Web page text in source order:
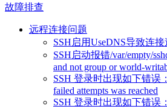
故障排查
远程连接问题
SSH启用UseDNS导致连
SSH启动报错/var/empty/
and not group or world-
SSH 登录时出现如下错误
failed attempts was reached
SSH 登录时出现如下错误：